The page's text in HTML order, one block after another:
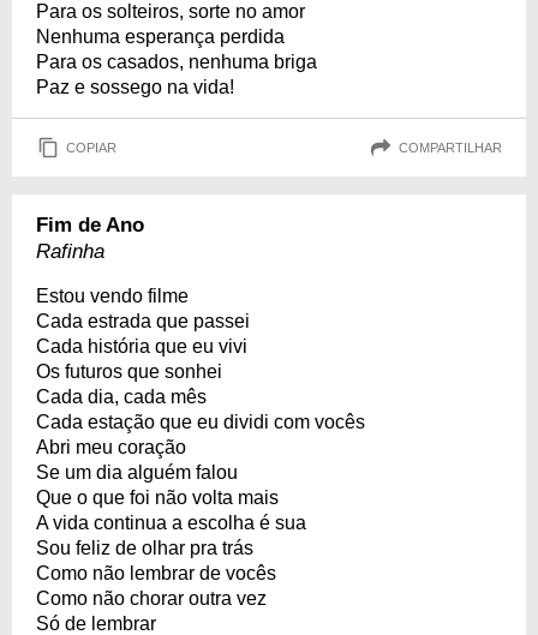
Para os solteiros, sorte no amor
Nenhuma esperança perdida
Para os casados, nenhuma briga
Paz e sossego na vida!
COPIAR COMPARTILHAR
Fim de Ano
Rafinha
Estou vendo filme
Cada estrada que passei
Cada história que eu vivi
Os futuros que sonhei
Cada dia, cada mês
Cada estação que eu dividi com vocês
Abri meu coração
Se um dia alguém falou
Que o que foi não volta mais
A vida continua a escolha é sua
Sou feliz de olhar pra trás
Como não lembrar de vocês
Como não chorar outra vez
Só de lembrar